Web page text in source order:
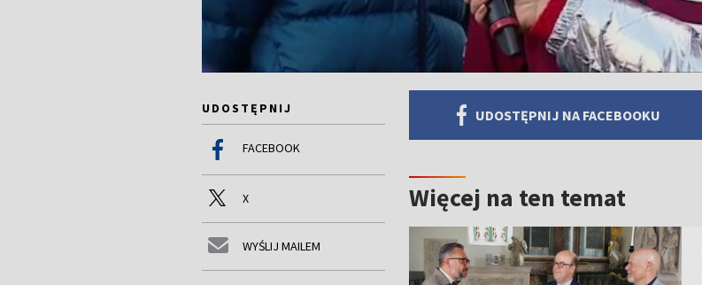
UDOSTĘPNIJ
FACEBOOK
X
WYŚLIJ MAILEM
UDOSTĘPNIJ NA FACEBOOKU
Więcej na ten temat